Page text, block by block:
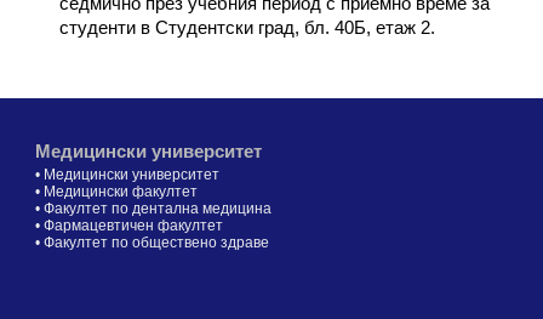
студенти в Студентски град, бл. 40Б, етаж 2.
Медицински университет
• Медицински университет
• Медицински факултет
•Факултет по дентална медицина
•Фармацевтичен факултет
•Факултет по обществено здраве